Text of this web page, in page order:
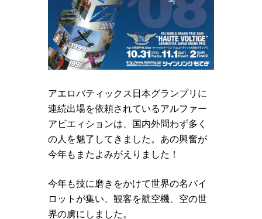
アエロバティックス日本グランプリに
連続出場を依頼されているアルファー
アビエィションは、国内外問わず多く
の人を魅了してきました。あの興奮が
今年もまたよみがえりました！
今年も技に磨きをかけて世界の名パイ
ロットが集い、観客を航空機、空の世
界の虜にしました。